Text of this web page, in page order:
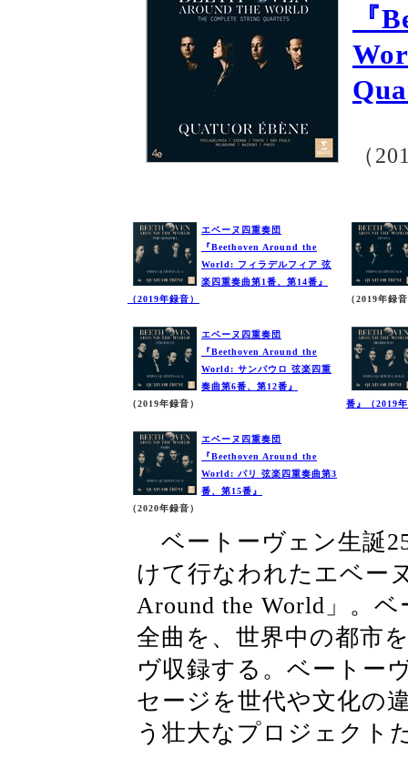
『
（
エベーヌ四重奏団
『Beethoven Around the
World: フィラデルフィア 弦
楽四重奏曲第1番、第14番』
（2019年録音）
（2019年録
エベーヌ四重奏団
『Beethoven Around the
World: サンパウロ 弦楽四重
奏曲第6番、第12番』
（2019年録音）
番』（2019
エベーヌ四重奏団
『Beethoven Around the
World: パリ 弦楽四重奏曲第3
番、第15番』
（2020年録音）
ベートーヴェン生誕
けて行なわれたエベー
Around the World」。
全曲を、世界中の都市
ヴ収録する。ベートー
セージを世代や文化
う壮大なプロジェクト